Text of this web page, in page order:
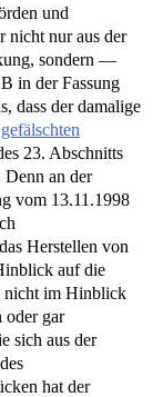
und
nicht nur aus der
sondern —
in der Fassung
dass der damalige
23. Abschnitts
Denn an der
vom 13.11.1998
Herstellen von
auf die
nicht im Hinblick
oder gar
sich aus der
hat der